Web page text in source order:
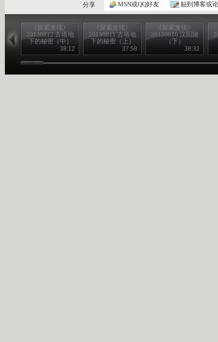
分享
MSN或QQ好友 贴到博客或
《探索发现》
20130812 古塔地
下的秘密（中）
38:12
《探索发现》
20130811 古塔地
下的秘密（上）
37:58
《探索发现》
20130810 汉阳陵
（下）
38:32